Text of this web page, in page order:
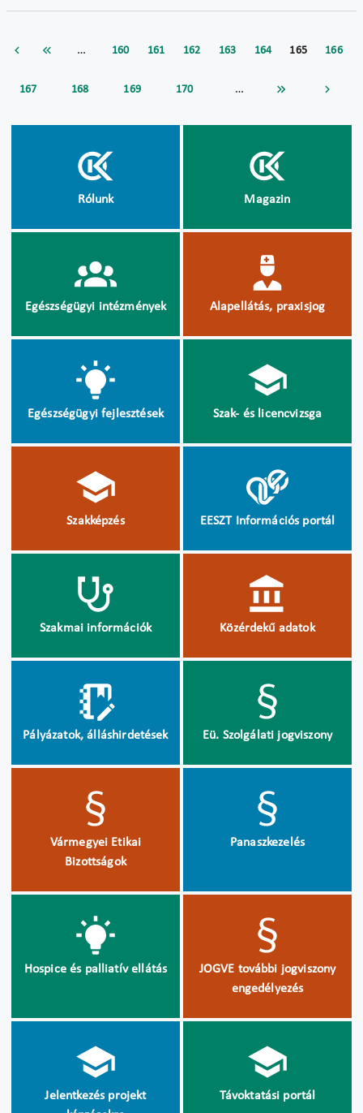
… 160 161 162 163 164 165 166
167 168 169 170 …
Rólunk Magazin
Egészségügyi intézmények Alapellátás, praxisjog
Egészségügyi fejlesztések Szak- és licencvizsga
Szakképzés EESZT Információs portál
Szakmai információk Közérdekű adatok
Pályázatok, álláshirdetések Eü. Szolgálati jogviszony
Vármegyei Etikai
Bizottságok
Panaszkezelés
Hospice és palliatív ellátás
JOGVE további jogviszony
engedélyezés
Jelentkezés projekt
Távoktatási portál